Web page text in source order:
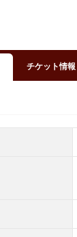
チケット情報